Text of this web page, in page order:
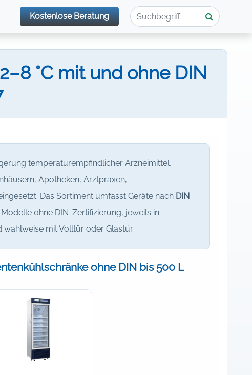
Kostenlose Beratung
°C mit und ohne DIN
temperaturempfindlicher Arzneimittel,
Apotheken, Arztpraxen,
Das Sortiment umfasst Geräte nach DIN
ohne DIN-Zertifizierung, jeweils in
mit Volltür oder Glastür.
ohne DIN bis 500 L